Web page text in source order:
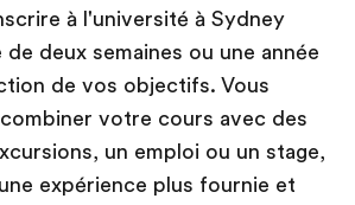
à l'université à Sydney
deux semaines ou une année
de vos objectifs. Vous
votre cours avec des
un emploi ou un stage,
expérience plus fournie et